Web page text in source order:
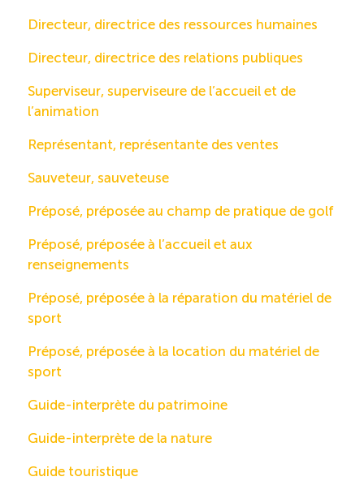
Directeur, directrice des ressources humaines
Directeur, directrice des relations publiques
Superviseur, superviseure de l’accueil et de
l’animation
Représentant, représentante des ventes
Sauveteur, sauveteuse
Préposé, préposée au champ de pratique de golf
Préposé, préposée à l’accueil et aux
renseignements
Préposé, préposée à la réparation du matériel de
sport
Préposé, préposée à la location du matériel de
sport
Guide-interprète du patrimoine
Guide-interprète de la nature
Guide touristique